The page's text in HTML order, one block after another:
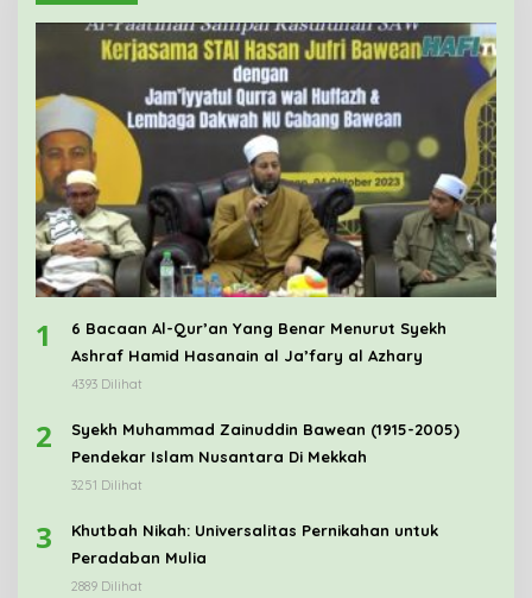
1
6 Bacaan Al-Qur’an Yang Benar Menurut Syekh
Ashraf Hamid Hasanain al Ja’fary al Azhary
4393 Dilihat
2
Syekh Muhammad Zainuddin Bawean (1915-2005)
Pendekar Islam Nusantara Di Mekkah
3251 Dilihat
3
Khutbah Nikah: Universalitas Pernikahan untuk
Peradaban Mulia
2889 Dilihat